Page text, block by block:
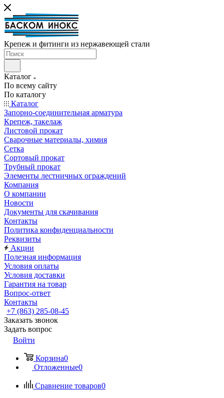
Крепеж и фитинги из нержавеющей стали
Каталог
По всему сайту
По каталогу
Каталог
Запорно-соединительная арматура
Крепеж, такелаж
Листовой прокат
Сварочные материалы, химия
Сетка
Сортовый прокат
Трубный прокат
Элементы лестничных ограждений
Компания
О компании
Новости
Документы для скачивания
Контакты
Политика конфиденциальности
Реквизиты
Акции
Полезная информация
Условия оплаты
Условия доставки
Гарантия на товар
Вопрос-ответ
Контакты
+7 (863) 285-08-45
Заказать звонок
Задать вопрос
Войти
Корзина0
Отложенные0
Сравнение товаров0